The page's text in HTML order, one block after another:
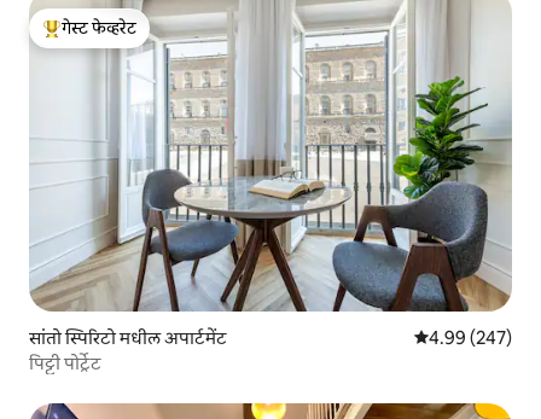
टॉप गेस्ट फेव्हरेट
गेस्ट फेव्हरेट
सांतो स्पिरिटो मधील अपार्टमेंट 5 पैकी 4.99
4.99 (247)
पिट्टी पोर्ट्रेट